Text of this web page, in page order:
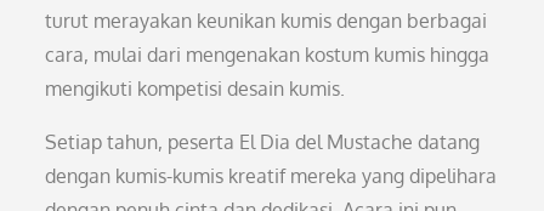
turut merayakan keunikan kumis dengan berbagai
cara, mulai dari mengenakan kostum kumis hingga
mengikuti kompetisi desain kumis.
Setiap tahun, peserta El Dia del Mustache datang
dengan kumis-kumis kreatif mereka yang dipelihara